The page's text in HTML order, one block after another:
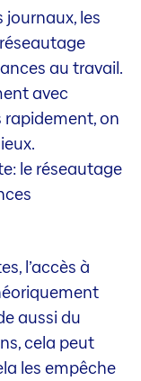
journaux, les
au travail.
avec
rapidement, on
le réseautage
l’accès à
aussi du
cela peut
les empêche